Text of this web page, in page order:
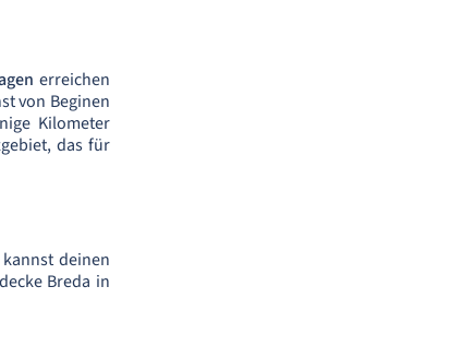
erreichen
von Beginen
Kilometer
das für
deinen
Breda in